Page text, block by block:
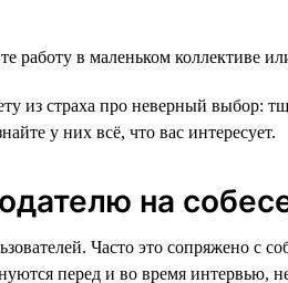
в маленьком коллективе
из страха про неверный выбор:
у них всё, что вас интересует.
на
Часто это сопряжено с
перед и во время интервью,